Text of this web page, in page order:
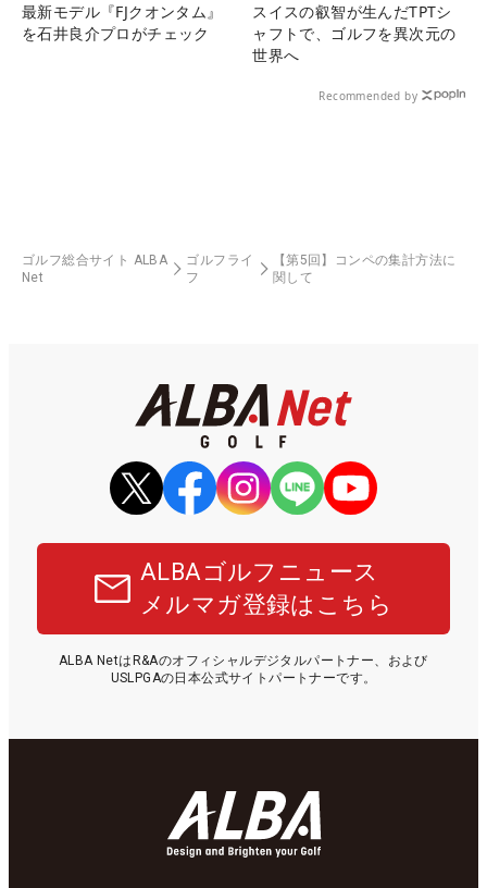
最新モデル『FJクオンタム』
を石井良介プロがチェック
スイスの叡智が生んだTPTシ
ャフトで、ゴルフを異次元の
世界へ
Recommended by
ゴルフ総合サイト ALBA
Net
ゴルフライ
フ
【第5回】コンペの集計方法に
関して
ALBAゴルフニュース
メルマガ登録はこちら
ALBA NetはR&Aのオフィシャルデジタルパートナー、および
USLPGAの日本公式サイトパートナーです。